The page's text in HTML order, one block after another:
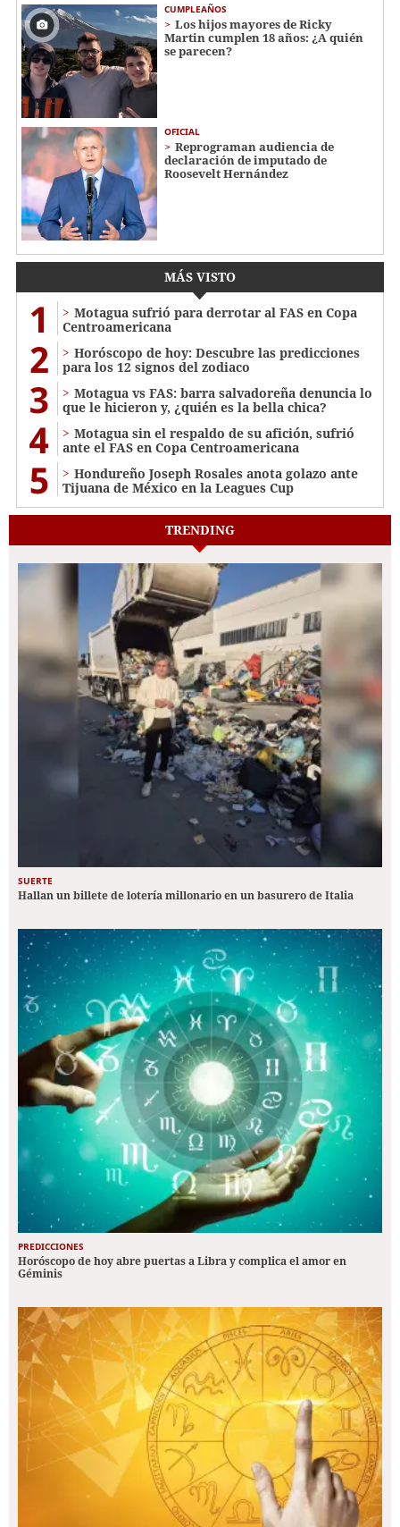
CUMPLEAÑOS
Los hijos mayores de Ricky
Martin cumplen 18 años: ¿A quién
se parecen?
OFICIAL
Reprograman audiencia de
declaración de imputado de
Roosevelt Hernández
MÁS VISTO
1
Motagua sufrió para derrotar al FAS en Copa
Centroamericana
2
Horóscopo de hoy: Descubre las predicciones
para los 12 signos del zodiaco
3
Motagua vs FAS: barra salvadoreña denuncia lo
que le hicieron y, ¿quién es la bella chica?
4
Motagua sin el respaldo de su afición, sufrió
ante el FAS en Copa Centroamericana
5
Hondureño Joseph Rosales anota golazo ante
Tijuana de México en la Leagues Cup
TRENDING
SUERTE
Hallan un billete de lotería millonario en un basurero de Italia
PREDICCIONES
Horóscopo de hoy abre puertas a Libra y complica el amor en
Géminis